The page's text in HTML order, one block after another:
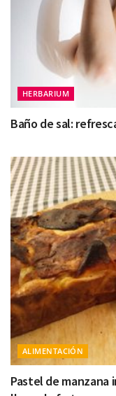
HERBARIUM
Baño de sal:
ALIMENTACIÓN
Pastel de manzana